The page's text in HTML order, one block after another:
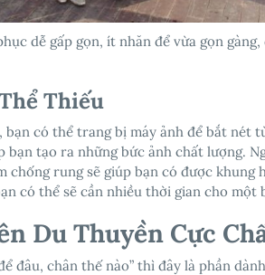
dễ gấp gọn, ít nhăn để vừa gọn gàng,
Thiếu
có thể trang bị máy ảnh để bắt nét
tạo ra những bức ảnh chất lượng.
rung sẽ giúp bạn có được khung
có thể sẽ cần nhiều thời gian cho một
Du Thuyền Cực
đâu, chân thế nào” thì đây là phần